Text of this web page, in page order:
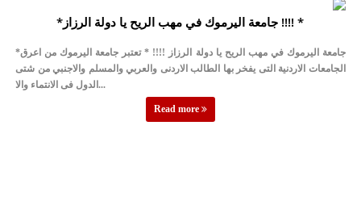
*‏جامعة اليرموك في مهب الريح يا دولة الرزاز !!!! *
*‏جامعة اليرموك في مهب الريح يا دولة الرزاز !!!! * تعتبر جامعة اليرموك من اعرق
الجامعات الاردنية التى يفخر بها الطالب الاردنى والعربي والمسلم والاجنبي من شتى
الدول فى الانتماء والا...
Read more